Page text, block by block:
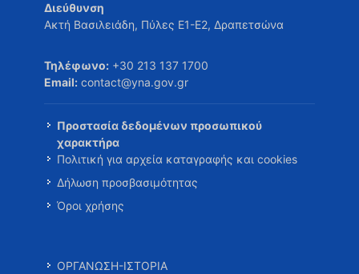
Διεύθυνση
Ακτή Βασιλειάδη, Πύλες Ε1-Ε2, Δραπετσώνα
Τηλέφωνο: +30 213 137 1700
Email: contact@yna.gov.gr
Προστασία δεδομένων προσωπικού
χαρακτήρα
Πολιτική για αρχεία καταγραφής και cookies
Δήλωση προσβασιμότητας
Όροι χρήσης
ΟΡΓΑΝΩΣΗ-ΙΣΤΟΡΙΑ